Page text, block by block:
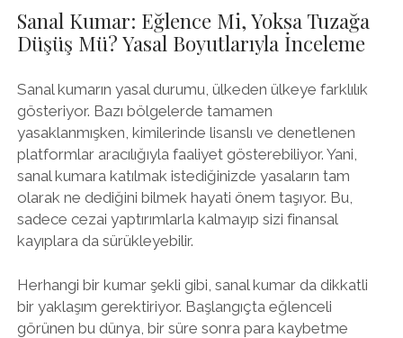
Sanal Kumar: Eğlence Mi, Yoksa Tuzağa
Düşüş Mü? Yasal Boyutlarıyla İnceleme
Sanal kumarın yasal durumu, ülkeden ülkeye farklılık
gösteriyor. Bazı bölgelerde tamamen
yasaklanmışken, kimilerinde lisanslı ve denetlenen
platformlar aracılığıyla faaliyet gösterebiliyor. Yani,
sanal kumara katılmak istediğinizde yasaların tam
olarak ne dediğini bilmek hayati önem taşıyor. Bu,
sadece cezai yaptırımlarla kalmayıp sizi finansal
kayıplara da sürükleyebilir.
Herhangi bir kumar şekli gibi, sanal kumar da dikkatli
bir yaklaşım gerektiriyor. Başlangıçta eğlenceli
görünen bu dünya, bir süre sonra para kaybetme